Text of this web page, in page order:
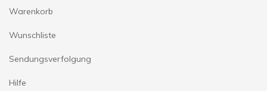
Warenkorb
Wunschliste
Sendungsverfolgung
Hilfe